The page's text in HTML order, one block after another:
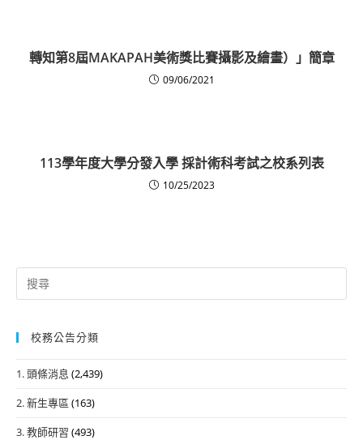
轉知第8屆MAKAPAH美術獎比賽攝影及繪畫）」簡章
09/06/2021
113學年度大學分發入學 採計術科考試之校系列表
10/25/2023
Search
for:
校務公告分類
1. 頭條消息 (2,439)
2. 新生專區 (163)
3. 教師研習 (493)